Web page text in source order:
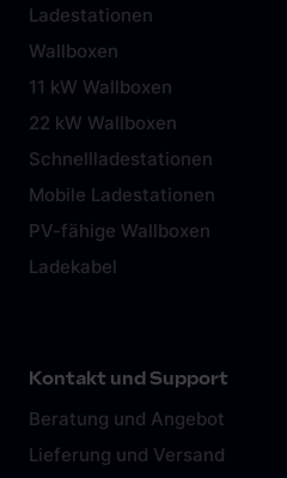
Ladestationen
Wallboxen
11 kW Wallboxen
22 kW Wallboxen
Schnellladestationen
Mobile Ladestationen
PV-fähige Wallboxen
Ladekabel
Kontakt und Support
Beratung und Angebot
Lieferung und Versand